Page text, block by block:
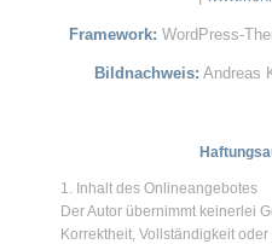
Framework: WordPress-
Bildnachweis: Andreas
1. Inhalt des Onlineangebotes
Der Autor übernimmt keinerlei
Korrektheit, Vollständigkeit